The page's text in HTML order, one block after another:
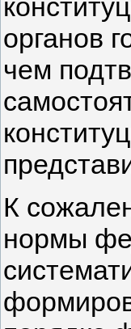
органов
чем
К
нормы